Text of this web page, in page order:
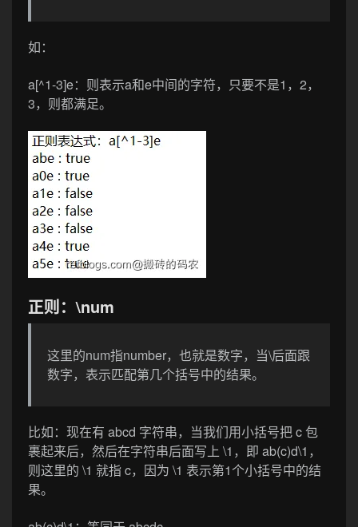
如：
a[^1-3]e：则表示a和e中间的字符，只要不是1，2，
3，则都满足。
正则：\num
这里的num指number，也就是数字，当\后面跟
数字，表示匹配第几个括号中的结果。
比如：现在有 abcd 字符串，当我们用小括号把 c 包
裹起来后，然后在字符串后面写上 \1，即 ab(c)d\1，
则这里的 \1 就指 c，因为 \1 表示第1个小括号中的结
果。